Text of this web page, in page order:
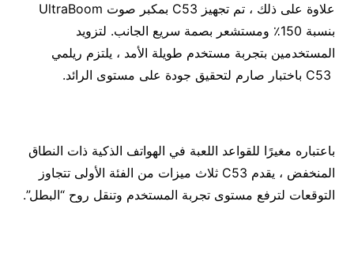
علاوة على ذلك ، تم تجهيز C53 بمكبر صوت UltraBoom
بنسبة 150٪ ومستشعر بصمة سريع الجانب. لتزويد
المستخدمين بتجربة مستخدم طويلة الأمد ، يلتزم ريلمي
باعتباره مغيرًا للقواعد اللعبة في الهواتف الذكية ذات النطاق
المنخفض ، يقدم C53 ثلاث ميزات من الفئة الأولى تتجاوز
التوقعات لترفع مستوى تجربة المستخدم وتنقل روح “البطل”.